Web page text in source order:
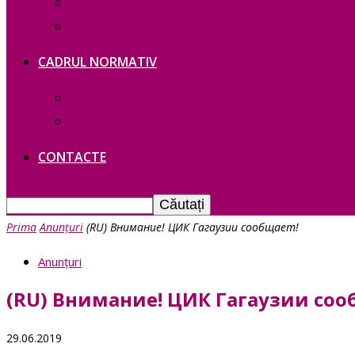
CADRUL NORMATIV
CONTACTE
Prima Anunțuri (RU) Внимание! ЦИК Гагаузии сообщает!
Anunțuri
(RU) Внимание! ЦИК Гагаузии
29.06.2019